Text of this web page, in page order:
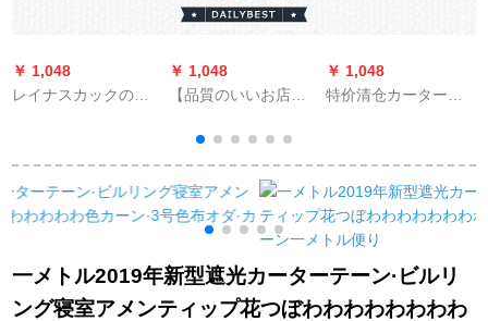
￥ 1,048
レイナスカックの厚
ドを入れています。
テンロックのシンゲ
ルの紫金色のABSキ
￥ 1,048
【品質のいいお店】
ネット防虫のレイン
マグネネ。暗号化さ
れた静音スペル防虫
ソフトガーゼドアの
大きなカードドット
コムはガゼルの扉の
白枠+ベルルージュの
纱门120 x 220 cmに
￥ 1,048
特价清仓カーターテ
ンダの纱カータータ
ーテーン既制カータ
ーテーリングリング
リングリングリング
リングリングリング
リングリングリング
の金糸麻紗幅2.7*高
一メトル2019年新型遮光カーターテーン·ビルリ
ング寝室アメンティップ花つぼわわわわわわわわ